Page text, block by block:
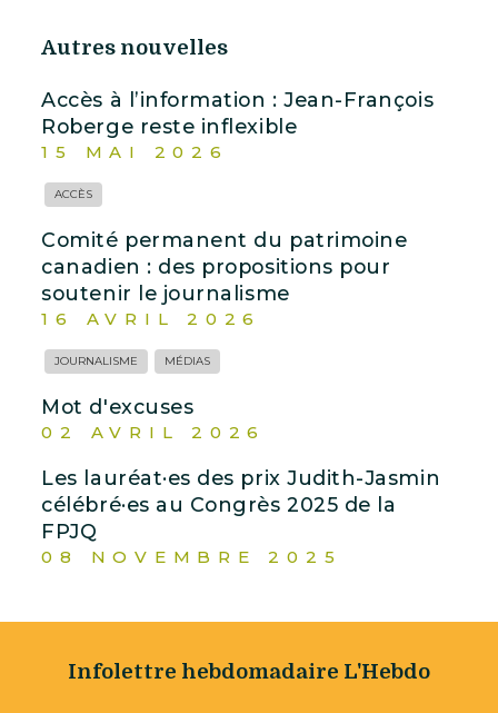
Autres nouvelles
Accès à l’information : Jean-François
Roberge reste inflexible
15 MAI 2026
ACCÈS
Comité permanent du patrimoine
canadien : des propositions pour
soutenir le journalisme
16 AVRIL 2026
JOURNALISME MÉDIAS
Mot d'excuses
02 AVRIL 2026
Les lauréat·es des prix Judith-Jasmin
célébré·es au Congrès 2025 de la
FPJQ
08 NOVEMBRE 2025
Infolettre hebdomadaire L'Hebdo